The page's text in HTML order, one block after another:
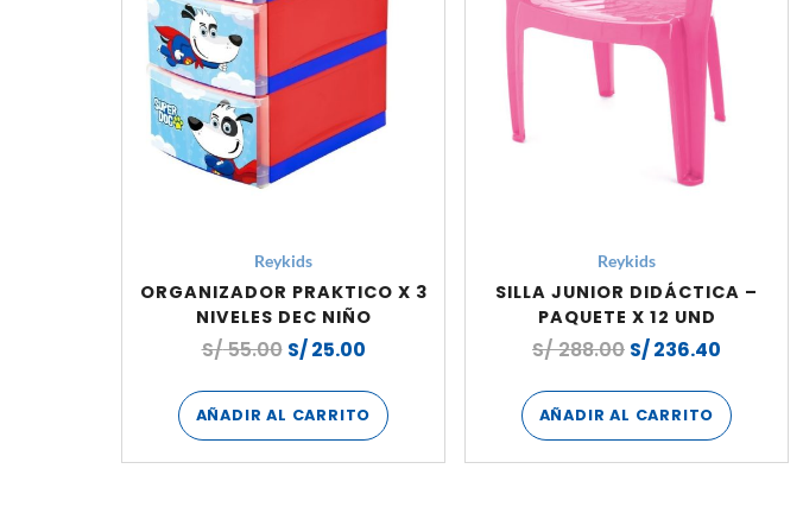
Reykids
ORGANIZADOR PRAKTICO X 3
NIVELES DEC NIÑO
S/55.00 S/25.00
AÑADIR AL CARRITO
Reykids
SILLA JUNIOR DIDÁCTICA –
PAQUETE X 12 UND
S/288.00 S/236.40
AÑADIR AL CARRITO